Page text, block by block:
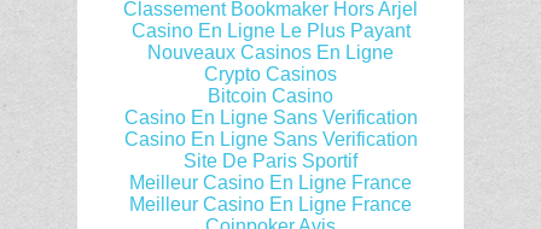
Classement Bookmaker Hors Arjel
Casino En Ligne Le Plus Payant
Nouveaux Casinos En Ligne
Crypto Casinos
Bitcoin Casino
Casino En Ligne Sans Verification
Casino En Ligne Sans Verification
Site De Paris Sportif
Meilleur Casino En Ligne France
Meilleur Casino En Ligne France